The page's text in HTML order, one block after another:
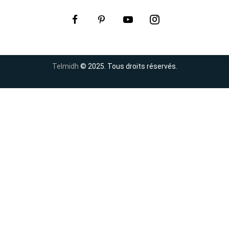
Telmidh © 2025. Tous droits réservés.